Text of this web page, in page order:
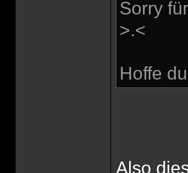
Sorry
>.<
Hoffe
Also